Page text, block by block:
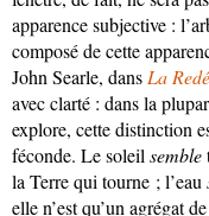
apparence subjective :
composé de cette
John Searle, dans La
avec clarté : dans la
explore, cette distinction
féconde. Le soleil semble
la Terre qui tourne ; l’eau
elle n’est qu’un agrégat